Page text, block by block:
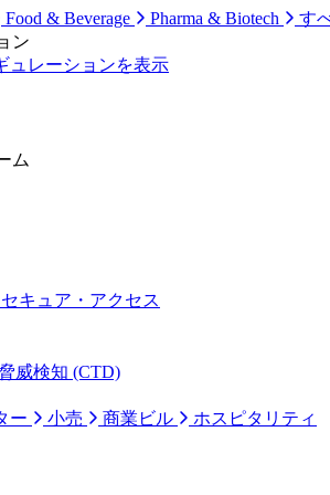
Food & Beverage Pharma & Biotech
す
ン
ュレーションを表示
ム
キュア・アクセス
威検知 (CTD)
ー
小売 商業ビル ホスピタリティ